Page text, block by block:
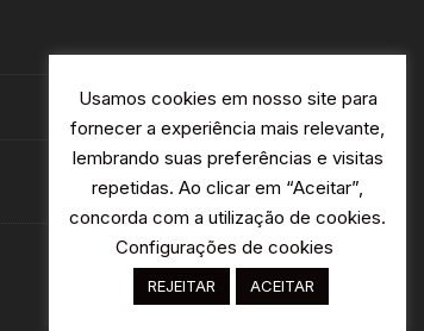
Usamos cookies em nosso site para
fornecer a experiência mais relevante,
lembrando suas preferências e visitas
repetidas. Ao clicar em “Aceitar”,
concorda com a utilização de cookies.
Configurações de cookies
REJEITAR ACEITAR